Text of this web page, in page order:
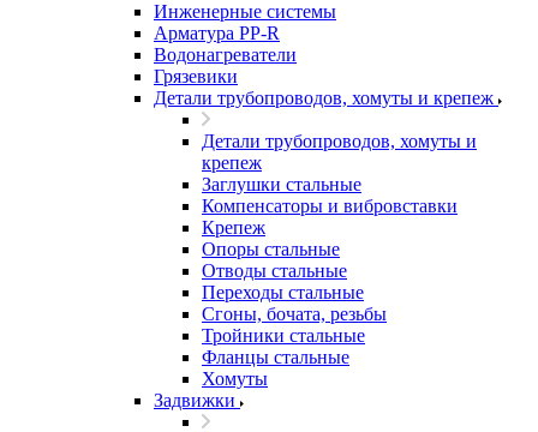
Инженерные системы
Арматура PP-R
Водонагреватели
Грязевики
Детали трубопроводов, хомуты и крепеж
Детали трубопроводов, хомуты и
крепеж
Заглушки стальные
Компенсаторы и вибровставки
Крепеж
Опоры стальные
Отводы стальные
Переходы стальные
Сгоны, бочата, резьбы
Тройники стальные
Фланцы стальные
Хомуты
Задвижки